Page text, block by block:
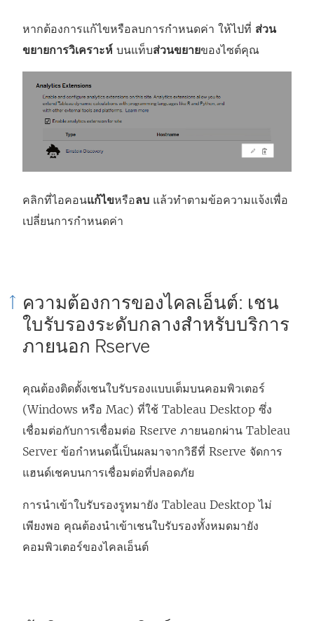
หากต้องการแก้ไขหรือลบการกำหนดค่า ให้ไปที่ ส่วน
ขยายการวิเคราะห์ บนแท็บส่วนขยายของไซต์คุณ
คลิกที่ไอคอนแก้ไขหรือลบ แล้วทำตามข้อความแจ้งเพื่อ
เปลี่ยนการกำหนดค่า
ความต้องการของไคลเอ็นต์: เชน
ใบรับรองระดับกลางสำหรับบริการ
ภายนอก Rserve
คุณต้องติดตั้งเชนใบรับรองแบบเต็มบนคอมพิวเตอร์
(Windows หรือ Mac) ที่ใช้ Tableau Desktop ซึ่ง
เชื่อมต่อกับการเชื่อมต่อ Rserve ภายนอกผ่าน Tableau
Server ข้อกำหนดนี้เป็นผลมาจากวิธีที่ Rserve จัดการ
แฮนด์เชคบนการเชื่อมต่อที่ปลอดภัย
การนำเข้าใบรับรองรูทมายัง Tableau Desktop ไม่
เพียงพอ คุณต้องนำเข้าเชนใบรับรองทั้งหมดมายัง
คอมพิวเตอร์ของไคลเอ็นต์